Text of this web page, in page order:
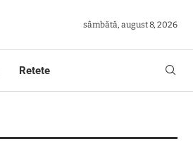
sâmbătă, august 8, 2026
Retete